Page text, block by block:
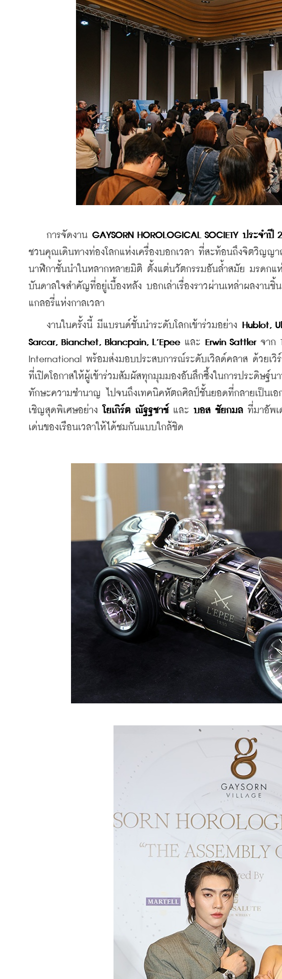
การจัดงาน GAYSORN HOROLOGICAL SOCIETY ประจำปี
ชวนคุณเดินทางท่องโลกแห่งเครื่องบอกเวลา ที่สะท้อนถึงจิตวิญญ
นาฬิกาชั้นนำในหลากหลายมิติ ตั้งแต่นวัตกรรมอันล้ำสมัย มรดกแ
บันดาลใจสำคัญที่อยู่เบื้องหลัง บอกเล่าเรื่องราวผ่านเหล่าผลงาน
แกลอรี่แห่งกาลเวลา
งานในครั้งนี้ มีแบรนด์ชั้นนำระดับโลกเข้าร่วมอย่าง
Hublot,
Sarcar, Bianchet, Blancpain, L’Epee และ Erwin Sattler จาก
International
พร้อมส่งมอบประสบการณ์ระดับเวิลด์คลาส ด้วยเวิ
ที่เปิดโอกาสให้ผู้เข้าร่วมสัมผัสทุกมุมมองอันลึกซึ้งในการประดิษฐ์
ทักษะความชำนาญ ไปจนถึงเทคนิคหัตถศิลป์ชั้นยอดที่กลายเป็นเ
เชิญสุดพิเศษอย่าง
โยเกิร์ต ณัฐฐชาช์ และ บอส ชัยกมล ที่มาอัพ
เด่นของเรือนเวลาให้ได้ชมกันแบบใกล้ชิด